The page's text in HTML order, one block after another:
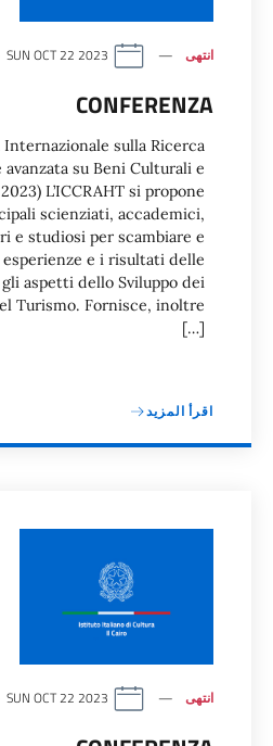
انتهى SUN OCT 22 2023
CONFERENZA
Internazionale sulla Ricerca
su Beni Culturali e
L’ICCRAHT si propone
scienziati, accademici,
e studiosi per scambiare e
e i risultati delle
aspetti dello Sviluppo dei
[…]
اقرأ المزيد
انتهى SUN OCT 22 2023